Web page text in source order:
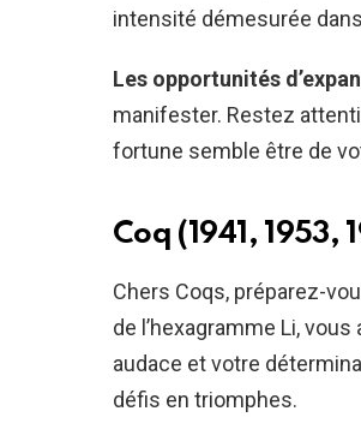
intensité démesurée
Les opportunités
manifester. Restez
fortune semble être de
Coq (1941, 1953,
Chers Coqs, préparez-
de l’hexagramme Li,
audace et votre
défis en triomphes.